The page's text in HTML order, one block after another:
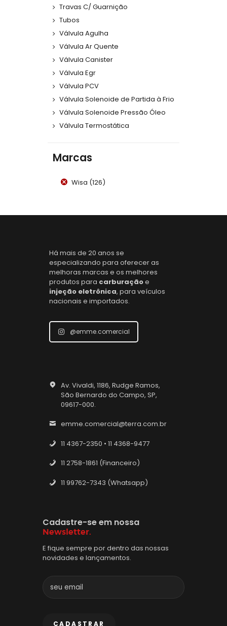
Travas C/ Guarnição
Tubos
Válvula Agulha
Válvula Ar Quente
Válvula Canister
Válvula Egr
Válvula PCV
Válvula Solenoide de Partida à Frio
Válvula Solenoide Pressão Óleo
Válvula Termostática
Marcas
Wisa (126)
Há mais de 20 anos se
especializando para oferecer as
melhoras marcas e os melhores
produtos para carburaçãoe
injeção eletrônica, para veículos
nacionais e importados.
@emme.comercial
Av. Vivaldi, 1186, Rudge Ramos,
São Bernardo do Campo, SP,
09617-000.
emme.comercial@terra.com.br
11 4367-2350 • 11 4368-9477
11 2758-1861 (Financeiro)
11 99762-7343 (Whatsapp)
Cadastre-se em nossa
Newsletter.
E fique sempre por dentro das nossas
novidades e lançamentos.